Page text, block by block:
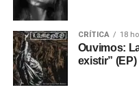
CRÍTICA 18
Ouvimos:
existir” (EP)